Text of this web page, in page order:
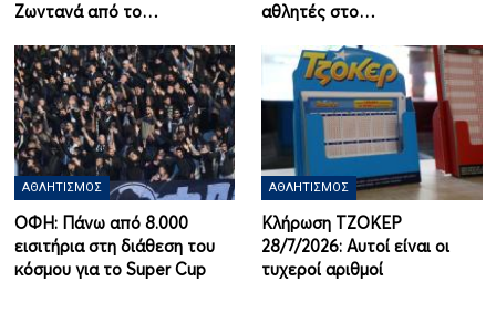
Ζωντανά από το…
αθλητές στο…
ΑΘΛΗΤΙΣΜΌΣ
ΟΦΗ: Πάνω από 8.000
εισιτήρια στη διάθεση του
κόσμου για το Super Cup
ΑΘΛΗΤΙΣΜΌΣ
Κλήρωση ΤΖΟΚΕΡ
28/7/2026: Αυτοί είναι οι
τυχεροί αριθμοί